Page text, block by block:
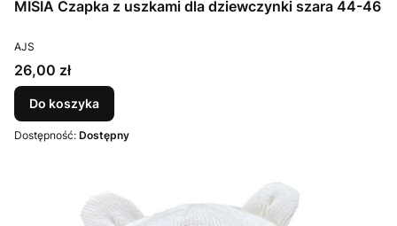
MISIA Czapka z uszkami dla dziewczynki szara 44-46
PRODUCENT
AJS
Cena
26,00 zł
Do koszyka
Dostępność: Dostępny